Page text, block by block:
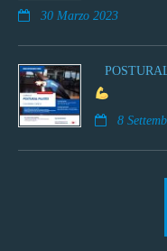
30 Marzo 2023
8